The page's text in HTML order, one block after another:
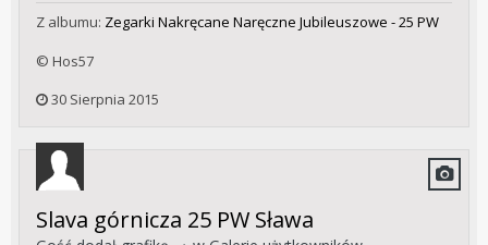
Z albumu: Zegarki Nakręcane Naręczne Jubileuszowe - 25 PW
© Hos57
30 Sierpnia 2015
Slava górnicza 25 PW Sława